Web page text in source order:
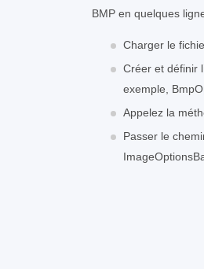
BMP en quelques
Charger le
Créer et définir
exemple,
Appelez la
Passer le